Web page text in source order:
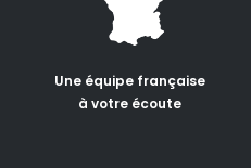
Une équipe française
à votre écoute